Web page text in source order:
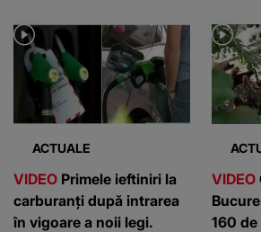
ACTUALE
VIDEO Primele ieftiniri la
carburanți după intrarea
în vigoare a noii legi.
VIDEO
160